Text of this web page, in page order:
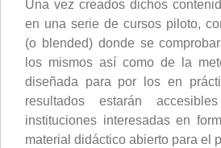
Una vez creados dichos
en una serie de cursos piloto,
(o blended) donde se
los mismos así como de la
diseñada para por los en
resultados estarán
instituciones interesadas en
material didáctico abierto para el